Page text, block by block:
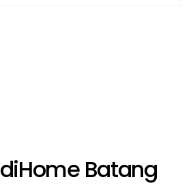
Batang